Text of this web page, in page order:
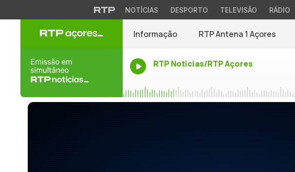
NOTÍCIAS DESPORTO TELEVISÃO RÁDIO
Informação RTP Antena 1 Açores
RTP Noticias/RTP Açores